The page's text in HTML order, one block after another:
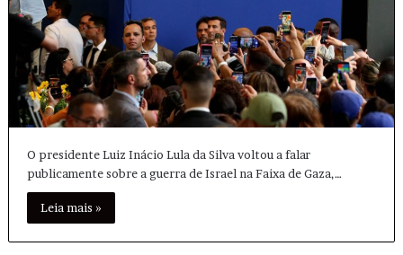
O presidente Luiz Inácio Lula da Silva voltou a falar
publicamente sobre a guerra de Israel na Faixa de Gaza,…
Leia mais »